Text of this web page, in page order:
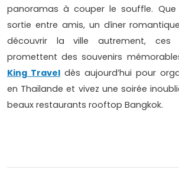
panoramas à couper le souffle.
sortie entre amis, un dîner
découvrir la ville autrement, ces
promettent des souvenirs
King Travel dès aujourd’hui pour
en Thaïlande et vivez une soirée
beaux restaurants rooftop Bangkok.